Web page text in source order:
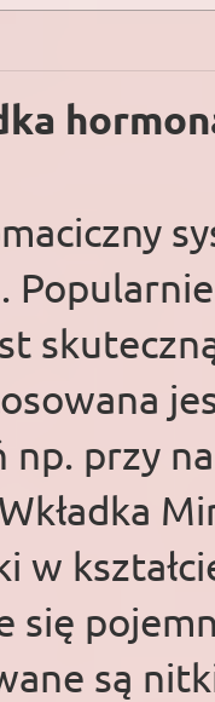
np. przy
w
się
są